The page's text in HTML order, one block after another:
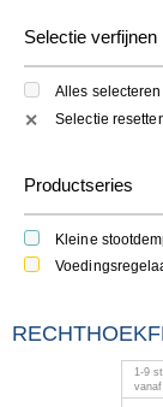
Selectie verfijnen
Alles selecteren
✕ Selectie
Productseries
Kleine
1-9
vanaf